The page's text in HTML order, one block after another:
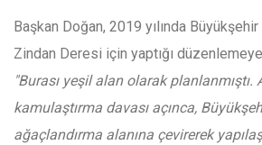
Başkan Doğan, 2019 yılında
Zindan Deresi için yaptığı
"Burası yeşil alan olarak
kamulaştırma davası açınca,
ağaçlandırma alanına çevirerek